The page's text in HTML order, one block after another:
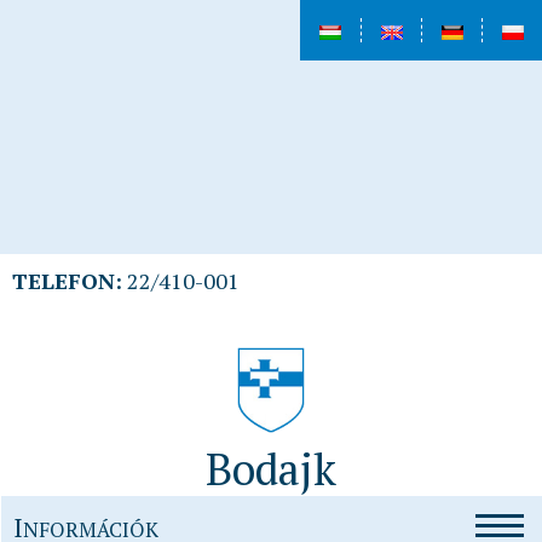
TELEFON: 22/410-001
Bodajk
INFORMÁCIÓK